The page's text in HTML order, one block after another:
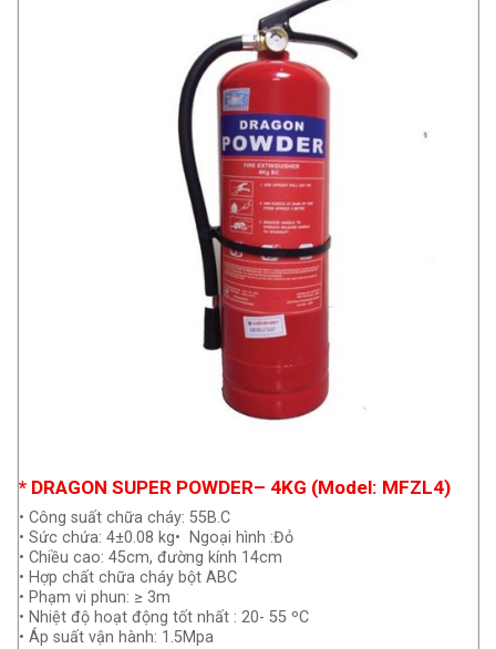
* DRAGON SUPER POWDER– 4KG (Model: MFZL4)
• Công suất chữa cháy: 55B.C
• Sức chứa: 4±0.08 kg• Ngoại hình :Đỏ
• Chiều cao: 45cm, đường kính 14cm
• Hợp chất chữa cháy bột ABC
• Phạm vi phun: ≥ 3m
• Nhiệt độ hoạt động tốt nhất : 20- 55 ºC
• Áp suất vận hành: 1.5Mpa